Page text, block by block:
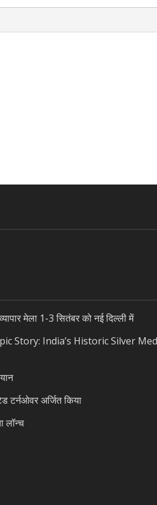
मेला 1-3 सितंबर को नई दिल्ली में
Story: India’s Historic Silver
अर्जित किया
लॉन्च